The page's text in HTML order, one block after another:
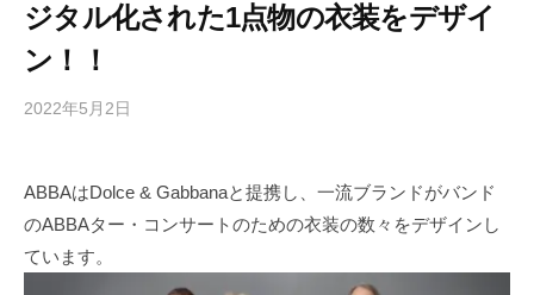
ジタル化された1点物の衣装をデザイ
ン！！
2022年5月2日
i
g
の
コ
ABBAはDolce & Gabbanaと提携し、一流ブランドがバンド
のABBAター・コンサートのための衣装の数々をデザインし
ています。